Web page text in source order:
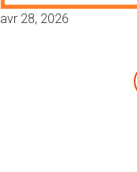
avr 28, 2026